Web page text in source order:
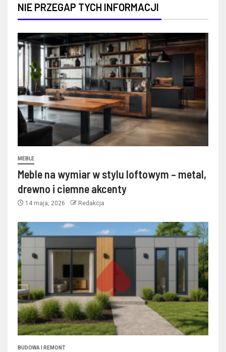
NIE PRZEGAP TYCH INFORMACJI
MEBLE
Meble na wymiar w stylu loftowym – metal,
drewno i ciemne akcenty
14 maja, 2026 Redakcja
BUDOWA I REMONT